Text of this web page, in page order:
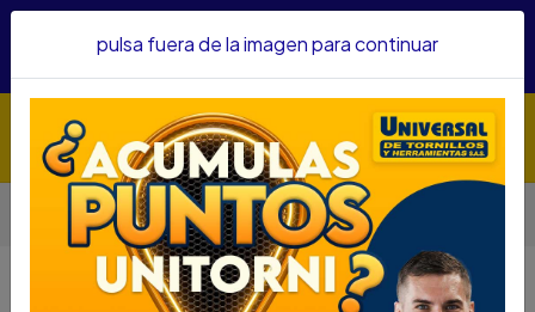
confianza&nbsp;Recibe un KIT PARRILLERO por compras
Inicio Adhesivos y Lubricantes
Adhesivos
PEGATANKE 33 MIN TRANSPARENTE
PEGATANKE 33 MIN TRANSPARENTE
pulsa fuera de la imagen para continuar